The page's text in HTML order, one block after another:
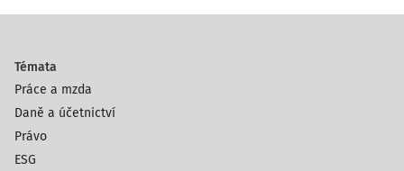
Témata
Práce a mzda
Daně a účetnictví
Právo
ESG